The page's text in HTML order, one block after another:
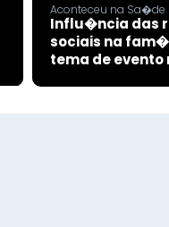
Aconteceu na Sa�de
Influ�ncia das
sociais na
tema de evento